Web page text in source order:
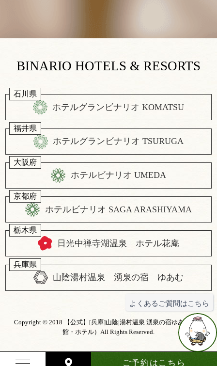
よくあるご質問はこちら
ご予約 はこちら
BINARIO HOTELS & RESORTS
石川県
ホテルグランビナリオ KOMATSU
福井県
ホテルグランビナリオ TSURUGA
大阪府
ホテルビナリオ UMEDA
京都府
ホテルビナリオ SAGA ARASHIYAMA
栃木県
日光中禅寺湖温泉 ホテル花庵
兵庫県
山陰湯村温泉 湧泉の宿 ゆあむ
Copyright © 2018
【公式】[兵庫]山陰|湯村温泉 湧泉の宿ゆあむ（旅
館・ホテル） All Rights Reserved.